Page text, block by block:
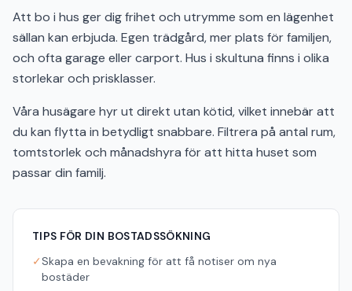
Att bo i hus ger dig frihet och utrymme som en lägenhet
sällan kan erbjuda. Egen trädgård, mer plats för familjen,
och ofta garage eller carport. Hus i skultuna finns i olika
storlekar och prisklasser.
Våra husägare hyr ut direkt utan kötid, vilket innebär att
du kan flytta in betydligt snabbare. Filtrera på antal rum,
tomtstorlek och månadshyra för att hitta huset som
passar din familj.
TIPS FÖR DIN BOSTADSSÖKNING
✓Skapa en bevakning för att få notiser om nya
bostäder